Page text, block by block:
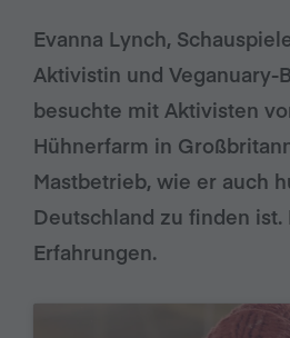
Evanna Lynch,
Aktivistin und Veganuary-
besuchte mit Aktivisten
Hühnerfarm in
Mastbetrieb, wie er auch
Deutschland zu finden ist.
Erfahrungen.